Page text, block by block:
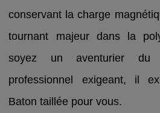
conservant la charge
tournant majeur dans la
soyez un aventurier du
professionnel exigeant, il
Baton taillée pour vous.